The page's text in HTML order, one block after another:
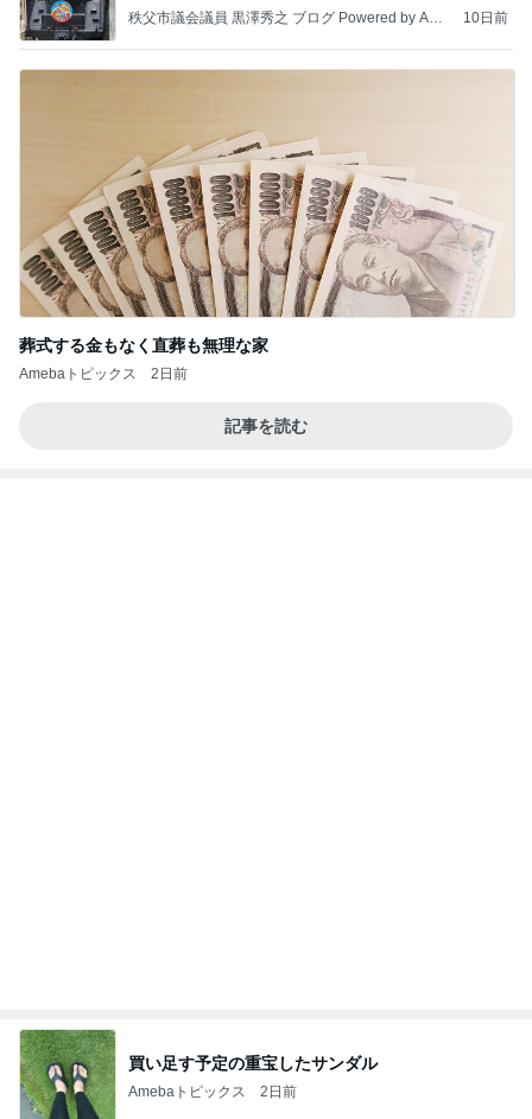
秩父市議会議員 黒澤秀之 ブログ Powered by Ame
10日前
葬式する金もなく直葬も無理な家
Amebaトピックス 2日前
記事を読む
買い足す予定の重宝したサンダル
Amebaトピックス 2日前